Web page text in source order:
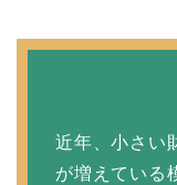
近年、小さい
が増えている